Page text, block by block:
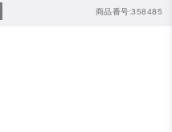
商品番号:358485